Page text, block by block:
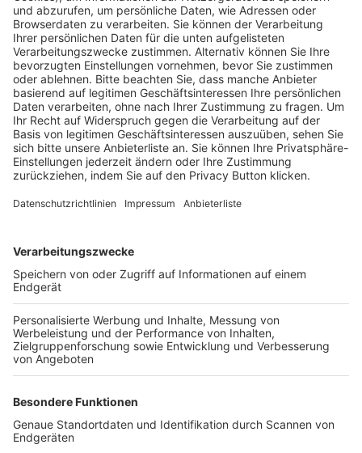
Pässe und Vereinswechsel
Trainerausbildung
Schulungsangebot Vereinsmitarbeiter
BFV-Geschäftsstellen
Trainerbörse
Login SpielPlus
FOLGE DEM BFV
TOP-VEREINE
TOP-PARTNER